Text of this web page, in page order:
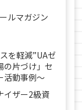
ルマガジン
を軽減”UAゼ
の片づけ」セ
活動事例〜
イザー2級資